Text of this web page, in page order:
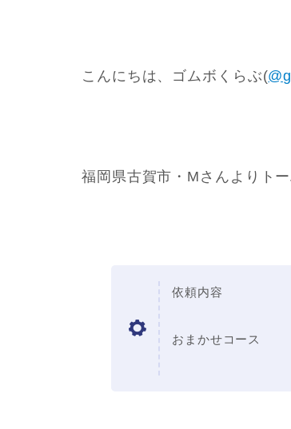
こんにちは、ゴムボくらぶ(
福岡県古賀市・Mさんよりト
依頼内容
おまかせコース